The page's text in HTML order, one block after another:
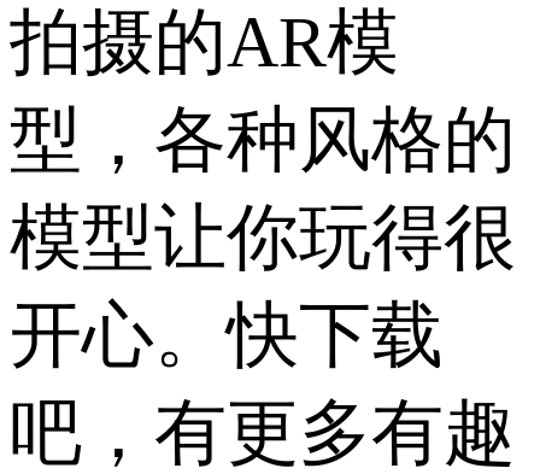
拍摄的AR模
型，各种风格的
模型让你玩得很
开心。快下载
吧，有更多有趣